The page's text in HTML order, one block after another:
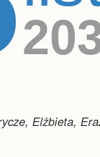
Elżbieta,